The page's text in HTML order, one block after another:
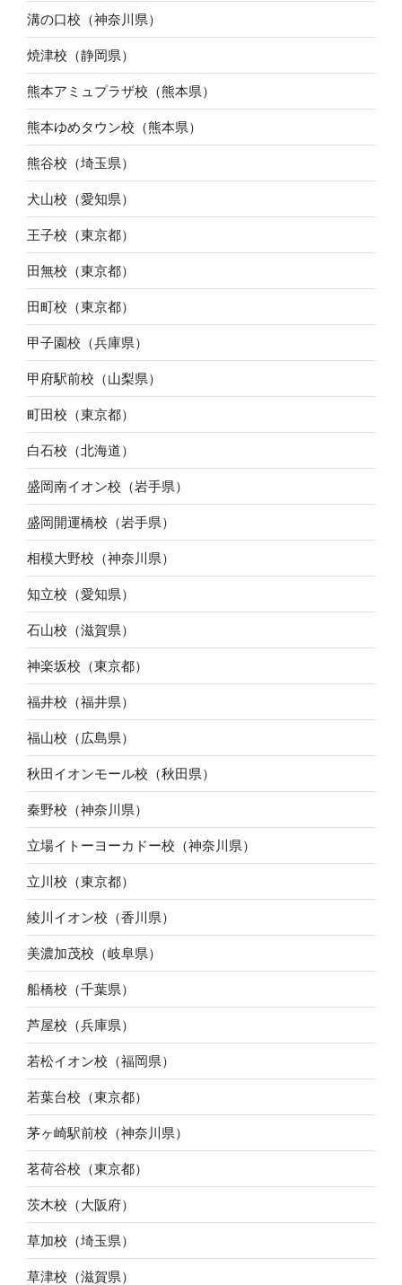
溝の口校（神奈川県）
焼津校（静岡県）
熊本アミュプラザ校（熊本県）
熊本ゆめタウン校（熊本県）
熊谷校（埼玉県）
犬山校（愛知県）
王子校（東京都）
田無校（東京都）
田町校（東京都）
甲子園校（兵庫県）
甲府駅前校（山梨県）
町田校（東京都）
白石校（北海道）
盛岡南イオン校（岩手県）
盛岡開運橋校（岩手県）
相模大野校（神奈川県）
知立校（愛知県）
石山校（滋賀県）
神楽坂校（東京都）
福井校（福井県）
福山校（広島県）
秋田イオンモール校（秋田県）
秦野校（神奈川県）
立場イトーヨーカドー校（神奈川県）
立川校（東京都）
綾川イオン校（香川県）
美濃加茂校（岐阜県）
船橋校（千葉県）
芦屋校（兵庫県）
若松イオン校（福岡県）
若葉台校（東京都）
茅ヶ崎駅前校（神奈川県）
茗荷谷校（東京都）
茨木校（大阪府）
草加校（埼玉県）
草津校（滋賀県）